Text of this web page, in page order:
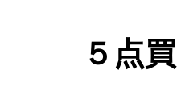
５点